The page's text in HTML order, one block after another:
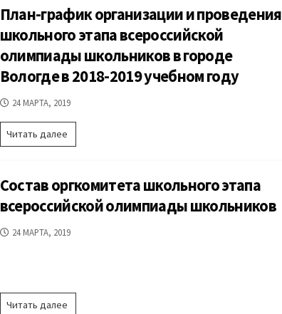
учебном
году
этапа
всероссийской
олимпиады
школьников
План-график организации и проведения
школьного этапа всероссийской
олимпиады школьников в городе
Вологде в 2018-2019 учебном году
ДАТА
24 МАРТА, 2019
Читать далееПлан-
график
проведения
школьного
этапа
всероссийской
Вологде
в
Состав оргкомитета школьного этапа
всероссийской олимпиады школьников
ДАТА
24 МАРТА, 2019
Читать далееСостав